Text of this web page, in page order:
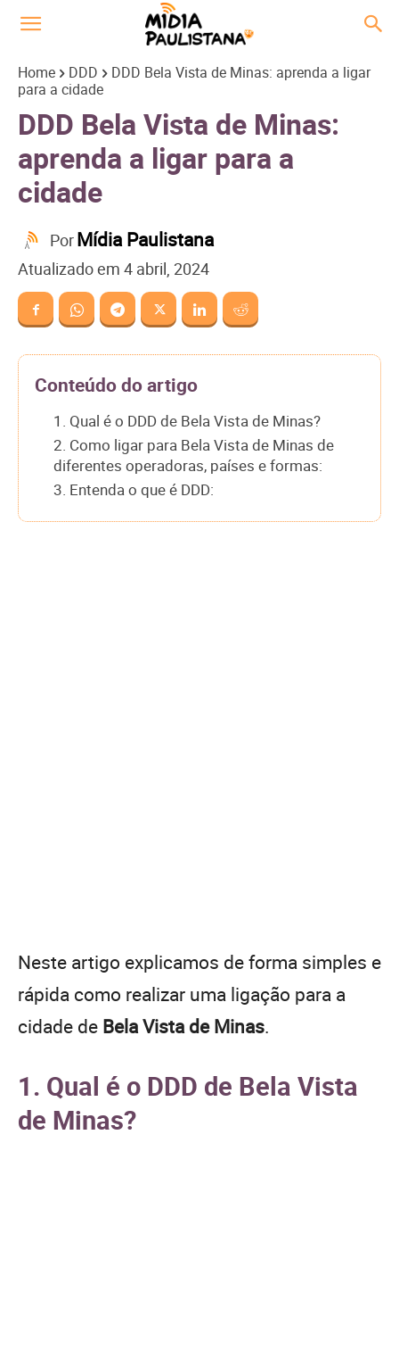
Home DDD
DDD Bela Vista de Minas: aprenda a ligar
para a cidade
DDD Bela Vista de Minas:
aprenda a ligar para a
cidade
PorMídia Paulistana
Atualizado em 4 abril, 2024
Conteúdo do artigo
1. Qual é o DDD de Bela Vista de Minas?
2. Como ligar para Bela Vista de Minas de
diferentes operadoras, países e formas:
3. Entenda o que é DDD:
Neste artigo explicamos de forma simples e
rápida como realizar uma ligação para a
cidade de Bela Vista de Minas.
1. Qual é o DDD de Bela Vista
de Minas?